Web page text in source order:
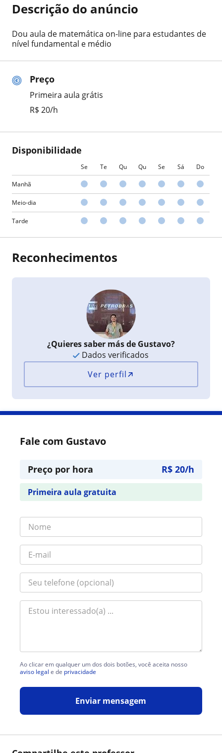
Preço
Primeira aula grátis
R$ 20/h
Disponibilidade
Se Te Qu Qu Se Sá Do
Manhã
Meio-dia
Tarde
Descrição do anúncio
Dou aula de matemática on-line para estudantes de
nível fundamental e médio
Reconhecimentos
¿Quieres saber más de Gustavo?
Dados verificados
Ver perfil
Fale com Gustavo
Preço por hora R$ 20/h
Primeira aula gratuita
Ao clicar em qualquer um dos dois botões, você aceita nosso
aviso legal e de privacidade
Enviar mensagem